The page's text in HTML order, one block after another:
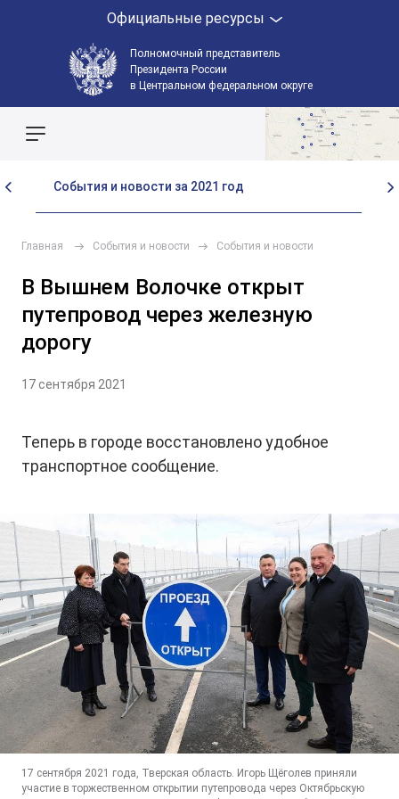
Полномочный представитель
Президента России
в Центральном федеральном округе
Официальные ресурсы
События и новости за 2021 год
Главная События и новости События и новости
В Вышнем Волочке открыт
путепровод через железную
дорогу
17 сентября 2021
Теперь в городе восстановлено удобное
транспортное сообщение.
17 сентября 2021 года, Тверская область. Игорь Щёголев приняли
участие в торжественном открытии путепровода через Октябрьскую